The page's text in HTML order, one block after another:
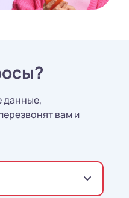
данные,
вам и